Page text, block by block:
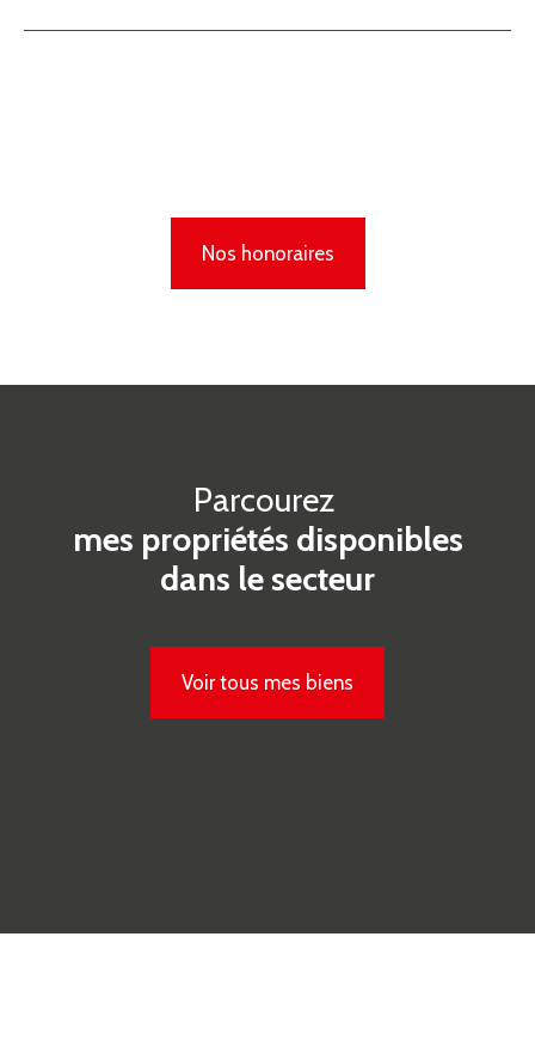
Nos honoraires
Parcourez
mes propriétés disponibles
dans le secteur
Voir tous mes biens